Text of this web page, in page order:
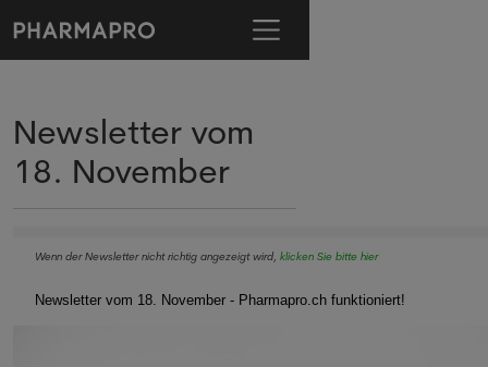
Newsletter vom
18. November
Wenn der Newsletter nicht richtig angezeigt wird, klicken Sie bitte hier
Newsletter vom 18. November - Pharmapro.ch funktioniert!